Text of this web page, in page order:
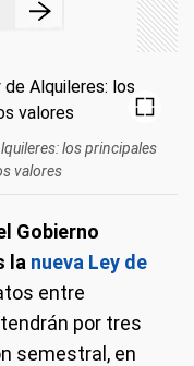
los principales
valores
Gobierno
la nueva Ley de
entre
por tres
semestral, en